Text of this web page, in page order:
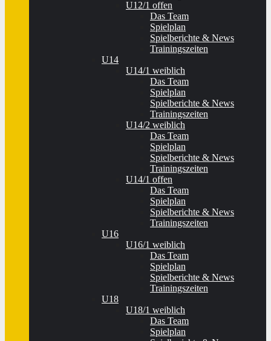
U12/1 offen
Das Team
Spielplan
Spielberichte & News
Trainingszeiten
U14
U14/1 weiblich
Das Team
Spielplan
Spielberichte & News
Trainingszeiten
U14/2 weiblich
Das Team
Spielplan
Spielberichte & News
Trainingszeiten
U14/1 offen
Das Team
Spielplan
Spielberichte & News
Trainingszeiten
U16
U16/1 weiblich
Das Team
Spielplan
Spielberichte & News
Trainingszeiten
U18
U18/1 weiblich
Das Team
Spielplan